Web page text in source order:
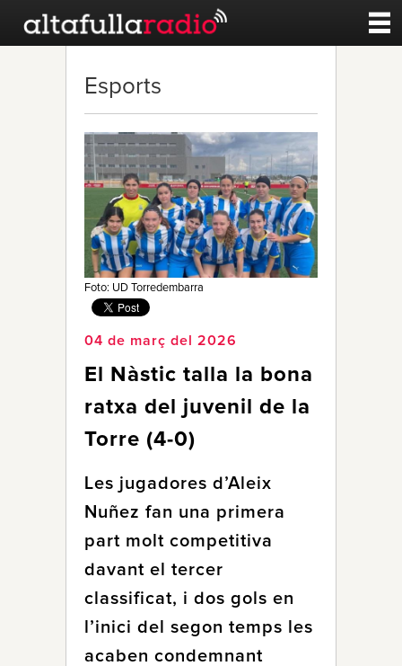
Esports
Noticies
Qui Som
Esports
Foto: UD Torredembarra
04 de març del 2026
El Nàstic talla la bona
ratxa del juvenil de la
Torre (4-0)
Les jugadores d’Aleix
Nuñez fan una primera
part molt competitiva
davant el tercer
classificat, i dos gols en
l’inici del segon temps les
acaben condemnant